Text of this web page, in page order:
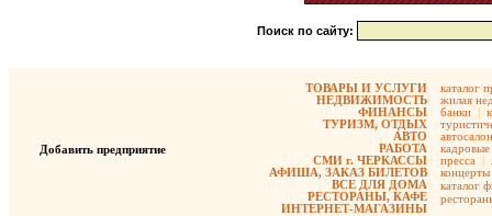
Поиск по сайту:
Добавить предприятие
ТОВАРЫ И УСЛУГИ
НЕДВИЖИМОСТЬ
ФИНАНСЫ
ТУРИЗМ, ОТДЫХ
АВТО
РАБОТА
СМИ г. ЧЕРКАССЫ
АФИША, ЗАКАЗ БИЛЕТОВ
ВСЕ ДЛЯ ДОМА
РЕСТОРАНЫ, КАФЕ
ИНТЕРНЕТ-МАГАЗИНЫ
каталог
жилая
банки |
кадровые
пресса |
концерты
каталог